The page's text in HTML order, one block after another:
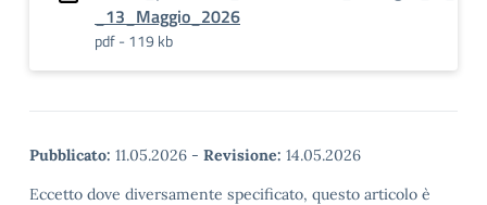
_13_Maggio_2026
pdf - 119 kb
Pubblicato: 11.05.2026 - Revisione: 14.05.2026
Eccetto dove diversamente specificato, questo articolo è